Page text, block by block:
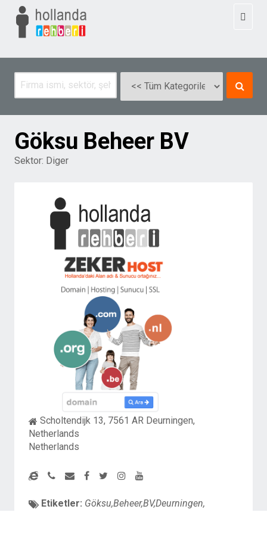
Göksu Beheer BV
Sektor: Diger
Scholtendijk 13, 7561 AR Deurningen,
Netherlands
Netherlands
Etiketler: Göksu,Beheer,BV,Deurningen,